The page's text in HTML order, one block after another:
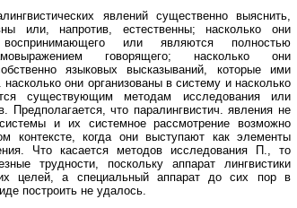
явлений существенно выяснить,
или, напротив, естественны; насколько они
или являются полностью
говорящего; насколько они
языковых высказываний, которые ими
они организованы в систему и насколько
существующим методам исследования или
Предполагается, что паралингвистич. явления не
и их системное рассмотрение возможно
контексте, когда они выступают как элементы
Что касается методов исследования П., то
трудности, поскольку аппарат лингвистики
целей, а специальный аппарат до сих пор в
построить не удалось.